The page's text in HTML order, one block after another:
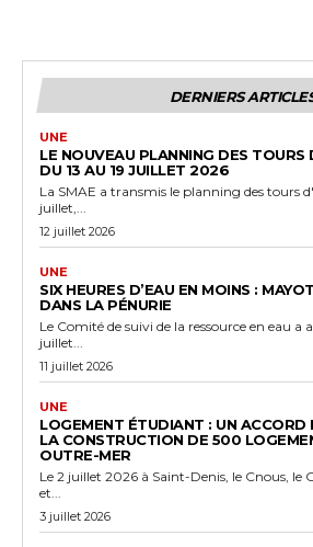
DERNIERS
UNE
LE NOUVEAU PLANNING DES TOURS
DU 13 AU 19 JUILLET 2026
La SMAE a transmis le planning des tours
juillet,...
12 juillet 2026
UNE
SIX HEURES D’EAU EN MOINS :
DANS LA PÉNURIE
Le Comité de suivi de la ressource en eau a
juillet...
11 juillet 2026
UNE
LOGEMENT ÉTUDIANT : UN ACCORD
LA CONSTRUCTION DE 500
OUTRE-MER
Le 2 juillet 2026 à Saint-Denis, le Cnous, le
et...
3 juillet 2026